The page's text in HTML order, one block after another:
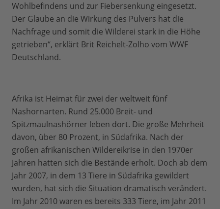
Wohlbefindens und zur Fiebersenkung eingesetzt.
Der Glaube an die Wirkung des Pulvers hat die
Nachfrage und somit die Wilderei stark in die Höhe
getrieben“, erklärt Brit Reichelt-Zolho vom WWF
Deutschland.
Afrika ist Heimat für zwei der weltweit fünf
Nashornarten. Rund 25.000 Breit- und
Spitzmaulnashörner leben dort. Die große Mehrheit
davon, über 80 Prozent, in Südafrika. Nach der
großen afrikanischen Wildereikrise in den 1970er
Jahren hatten sich die Bestände erholt. Doch ab dem
Jahr 2007, in dem 13 Tiere in Südafrika gewildert
wurden, hat sich die Situation dramatisch verändert.
Im Jahr 2010 waren es bereits 333 Tiere, im Jahr 2011